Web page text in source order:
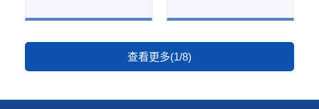
查看更多(1/8)